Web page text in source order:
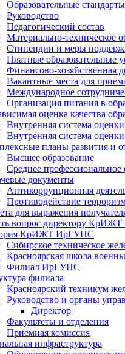
Образовательные
Руководство
Педагогический состав
Материально-техническое
Стипендии и меры
Платные образовательные
Финансово-хозяйственная
Вакантные места для
Международное
Организация питания в
оценка качества
Внутренняя система
Внутренняя система
планы развития
Высшее образование
Среднее профессиональное
документы
Антикоррупционная
Противодействие
для выражения
вопрос директору
КрИЖТ ИрГУПС
Сибирское техническое
Красноярская школа
Филиал ИрГУПС
филиала
Красноярский техникум
Руководство и органы
Директор
Факультеты и отделения
Приемная комиссия
инфраструктура